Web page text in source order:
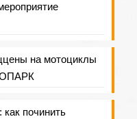
на мотоциклы
починить